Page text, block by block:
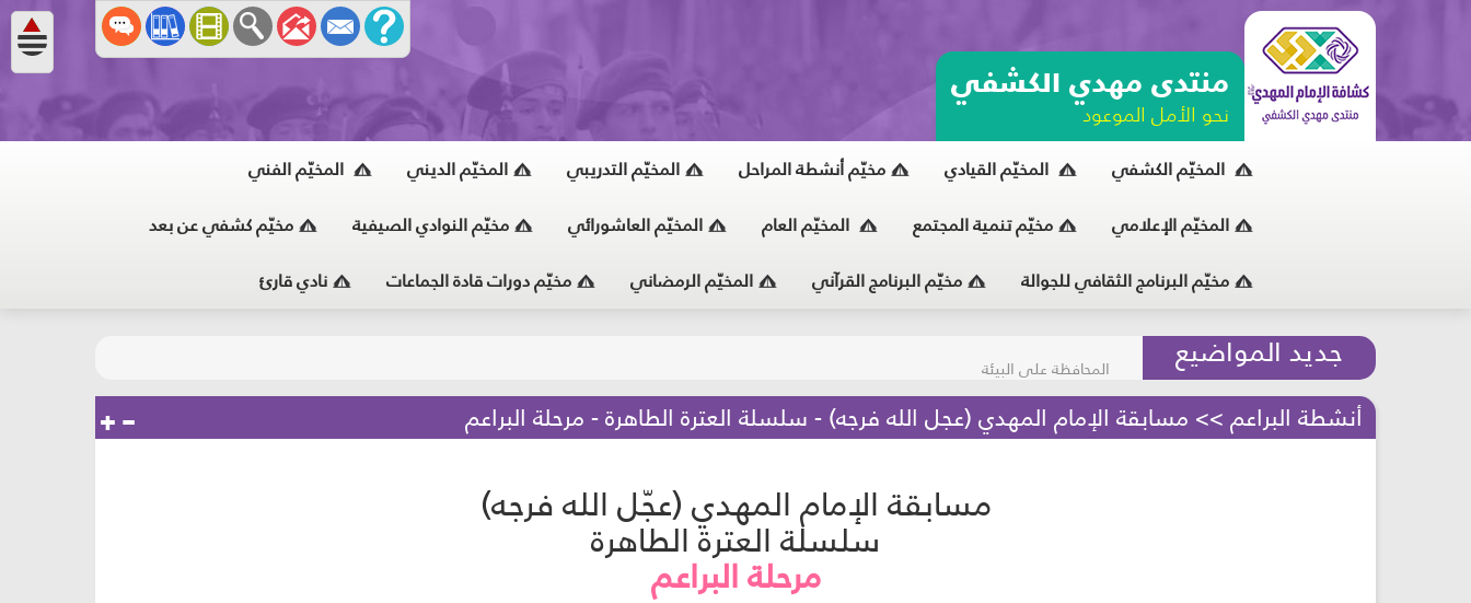
منتدى مهدي الكشفي
نحو الأمل الموعود
المخيّم الكشفي المخيّم القيادي مخيّم أنشطة المراحل المخيّم التدريبي المخيّم الديني المخيّم الفني
المخيّم الإعلامي مخيّم تنمية المجتمع المخيّم العام المخيّم العاشورائي مخيّم النوادي الصيفية مخيّم كشفي عن بعد
مخيّم البرنامج الثقافي للجوالة مخيّم البرنامج القرآني المخيّم الرمضاني مخيّم دورات قادة الجماعات نادي قارئ
جديد المواضيع
مسابقة الركب الحسينيّ
المحافظة على البيئة
أنشطة البراعم >> مسابقة الإمام المهدي (عجل الله فرجه) - سلسلة العترة الطاهرة - مرحلة البراعم
مسابقة الإمام المهدي (عجّل الله فرجه)
سلسلة العترة الطاهرة
مرحلة البراعم